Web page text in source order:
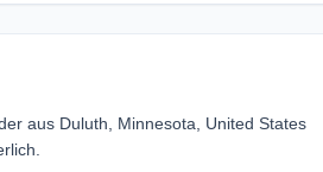
aus Duluth, Minnesota, United States